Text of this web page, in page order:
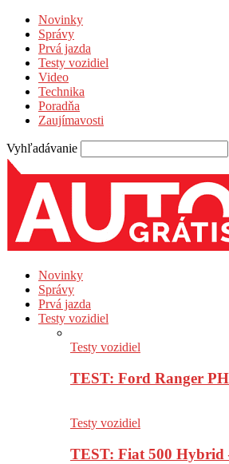
Novinky
Správy
Prvá jazda
Testy vozidiel
Video
Technika
Poradňa
Zaujímavosti
Vyhľadávanie
Novinky
Správy
Prvá jazda
Testy vozidiel
Testy vozidiel
TEST: Ford Ranger
Testy vozidiel
TEST: Fiat 500 Hybrid